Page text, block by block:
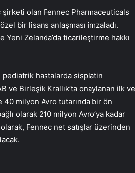
şirketi olan Fennec Pharmaceuticals
bir lisans anlaşması imzaladı.
Yeni Zelanda’da ticarileştirme hakkı
pediatrik hastalarda sisplatin
ve Birleşik Krallık’ta onaylanan ilk ve
40 milyon Avro tutarında bir ön
olarak 210 milyon Avro’ya kadar
Fennec net satışlar üzerinden